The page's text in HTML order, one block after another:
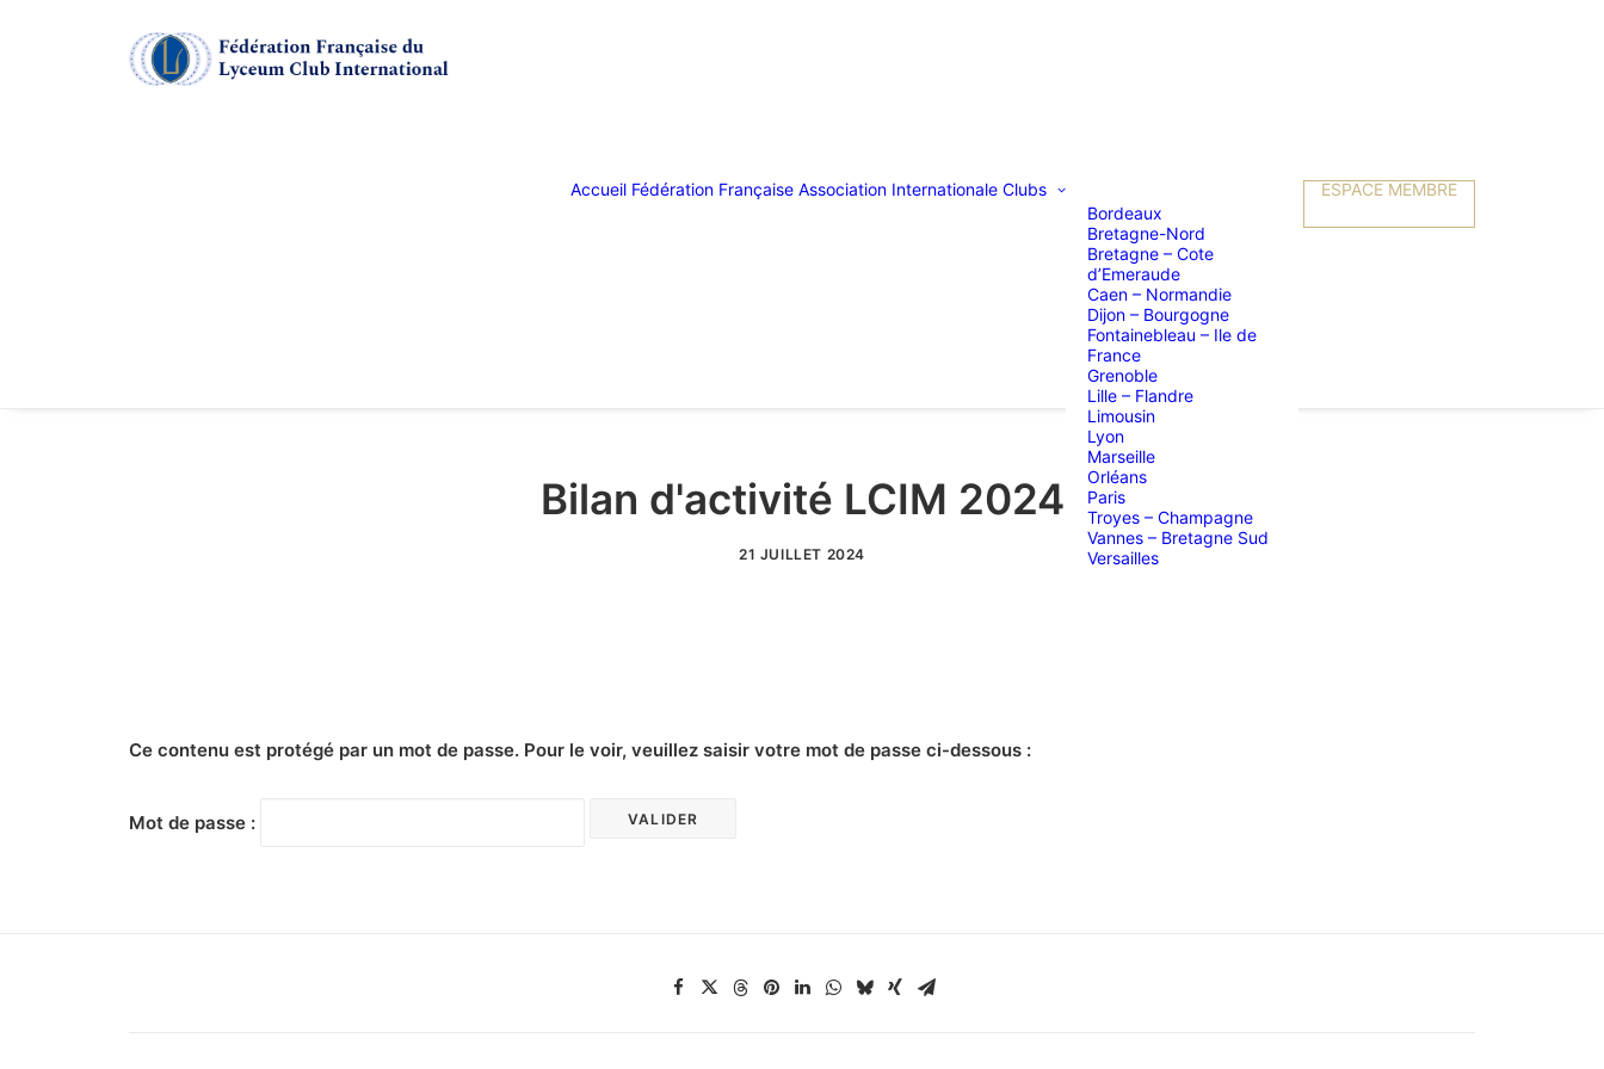
Accueil Fédération Française Association Internationale Clubs
Bordeaux
Bretagne-Nord
Bretagne – Cote
d’Emeraude
Caen – Normandie
Dijon – Bourgogne
Fontainebleau – Ile de
France
Grenoble
Lille – Flandre
Limousin
Lyon
Marseille
Orléans
Paris
Troyes – Champagne
Vannes – Bretagne Sud
Versailles
ESPACE MEMBRE
Bilan d'activité LCIM 2024
21 JUILLET 2024
Ce contenu est protégé par un mot de passe. Pour le voir, veuillez saisir votre mot de passe ci-dessous :
Mot de passe :